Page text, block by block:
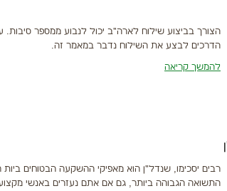
הצורך בביצוע שילוח לארה"ב יכול לנבוע ממספר סיבות.
הדרכים לבצע את השילוח נדבר במאמר זה.
להמשך קריאה
רבים יסכימו, שנדל"ן הוא מאפיקי ההשקעה הבטוחים ביות
התשואה הגבוהה ביותר, גם אם אתם נעזרים באנשי